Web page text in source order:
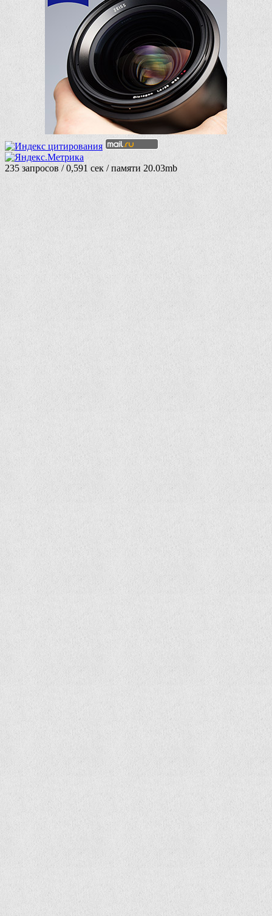
235 запросов / 0,591 сек / памяти 20.03mb